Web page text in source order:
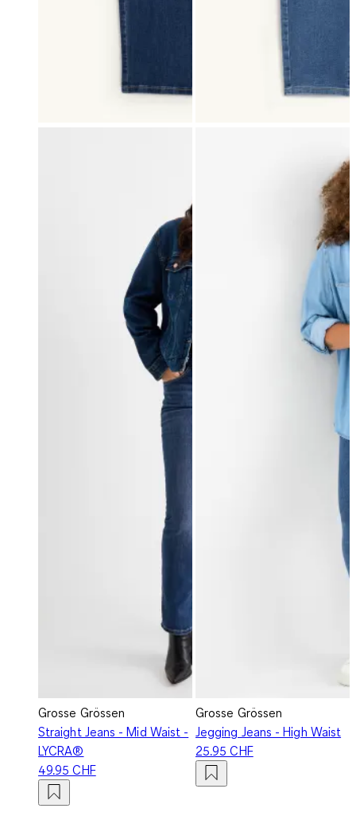
Grosse Grössen
Straight Jeans - Mid Waist -
LYCRA®
49.95 CHF
Grosse Grössen
Jegging Jeans - High Waist
25.95 CHF